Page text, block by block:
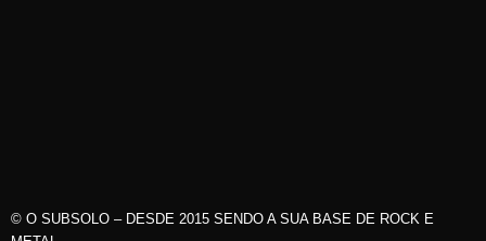
© O SUBSOLO – DESDE 2015 SENDO A SUA BASE DE ROCK E